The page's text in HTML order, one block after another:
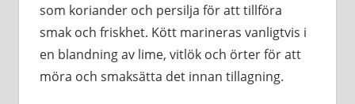
som koriander och persilja för att tillföra
smak och friskhet. Kött marineras vanligtvis i
en blandning av lime, vitlök och örter för att
möra och smaksätta det innan tillagning.